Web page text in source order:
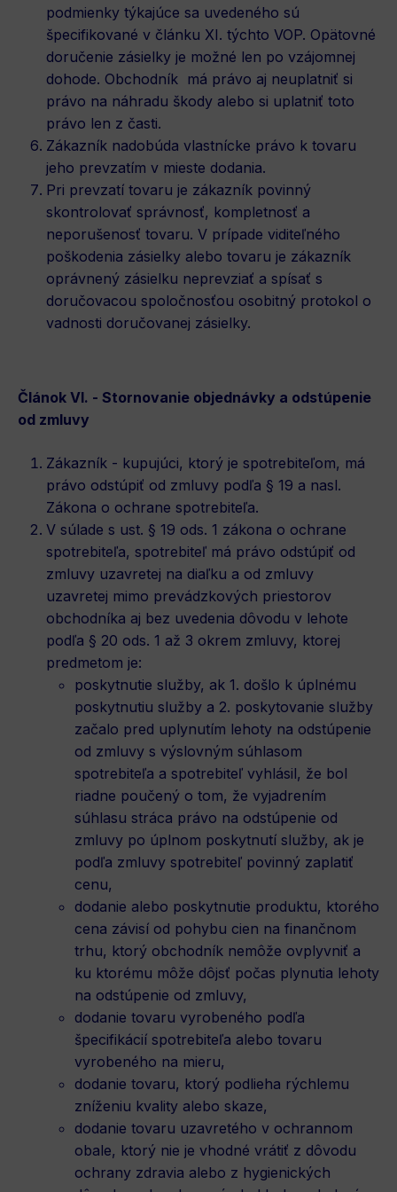
podmienky týkajúce sa uvedeného sú
špecifikované v článku XI. týchto VOP. Opätovné
doručenie zásielky je možné len po vzájomnej
dohode. Obchodník má právo aj neuplatniť si
právo na náhradu škody alebo si uplatniť toto
právo len z časti.
Zákazník nadobúda vlastnícke právo k tovaru
jeho prevzatím v mieste dodania.
Pri prevzatí tovaru je zákazník povinný
skontrolovať správnosť, kompletnosť a
neporušenosť tovaru. V prípade viditeľného
poškodenia zásielky alebo tovaru je zákazník
oprávnený zásielku neprevziať a spísať s
doručovacou spoločnosťou osobitný protokol o
vadnosti doručovanej zásielky.
Článok VI. - Stornovanie objednávky a odstúpenie
od zmluvy
Zákazník - kupujúci, ktorý je spotrebiteľom, má
právo odstúpiť od zmluvy podľa § 19 a nasl.
Zákona o ochrane spotrebiteľa.
V súlade s ust. § 19 ods. 1 zákona o ochrane
spotrebiteľa, spotrebiteľ má právo odstúpiť od
zmluvy uzavretej na diaľku a od zmluvy
uzavretej mimo prevádzkových priestorov
obchodníka aj bez uvedenia dôvodu v lehote
podľa § 20 ods. 1 až 3 okrem zmluvy, ktorej
predmetom je:
poskytnutie služby, ak 1. došlo k úplnému
poskytnutiu služby a 2. poskytovanie služby
začalo pred uplynutím lehoty na odstúpenie
od zmluvy s výslovným súhlasom
spotrebiteľa a spotrebiteľ vyhlásil, že bol
riadne poučený o tom, že vyjadrením
súhlasu stráca právo na odstúpenie od
zmluvy po úplnom poskytnutí služby, ak je
podľa zmluvy spotrebiteľ povinný zaplatiť
cenu,
dodanie alebo poskytnutie produktu, ktorého
cena závisí od pohybu cien na finančnom
trhu, ktorý obchodník nemôže ovplyvniť a
ku ktorému môže dôjsť počas plynutia lehoty
na odstúpenie od zmluvy,
dodanie tovaru vyrobeného podľa
špecifikácií spotrebiteľa alebo tovaru
vyrobeného na mieru,
dodanie tovaru, ktorý podlieha rýchlemu
zníženiu kvality alebo skaze,
dodanie tovaru uzavretého v ochrannom
obale, ktorý nie je vhodné vrátiť z dôvodu
ochrany zdravia alebo z hygienických